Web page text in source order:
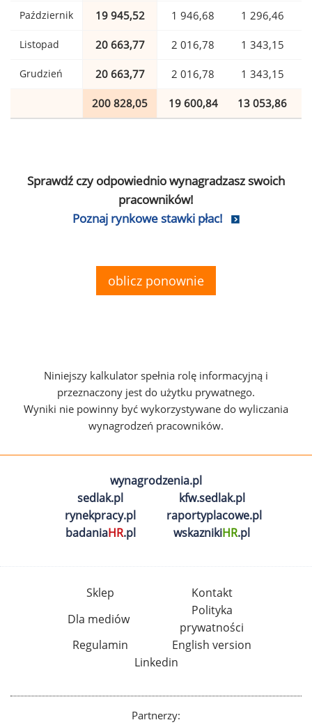
Październik 19 945,52 1 946,68 1 296,46
Listopad 20 663,77 2 016,78 1 343,15
Grudzień 20 663,77 2 016,78 1 343,15
200 828,05 19 600,84 13 053,86
Sprawdź czy odpowiednio wynagradzasz swoich
pracowników!
Poznaj rynkowe stawki płac!
oblicz ponownie
Niniejszy kalkulator spełnia rolę informacyjną i
przeznaczony jest do użytku prywatnego.
Wyniki nie powinny być wykorzystywane do wyliczania
wynagrodzeń pracowników.
wynagrodzenia.pl
sedlak.pl
kfw.sedlak.pl
rynekpracy.pl
raportyplacowe.pl
badaniaHR.pl wskaznikiHR.pl
Sklep
Kontakt
Dla mediów
Polityka
prywatności
Regulamin
English version
Linkedin
Partnerzy: